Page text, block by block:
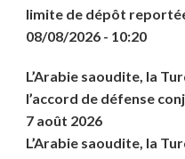
limite de dépôt
08/08/2026 - 10:20
L’Arabie saoudite, la
l’accord de défense
7 août 2026
L’Arabie saoudite, la